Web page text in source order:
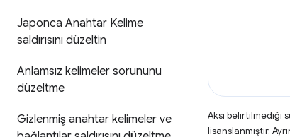
Japonca Anahtar Kelime
saldırısını düzeltin
Anlamsız kelimeler sorununu
düzeltme
Gizlenmiş anahtar kelimeler ve
Aksi belirtilmediği
lisanslanmıştır.